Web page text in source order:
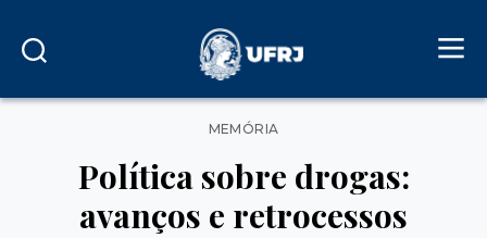
Categorias
MEMÓRIA
Política sobre drogas:
avanços e retrocessos